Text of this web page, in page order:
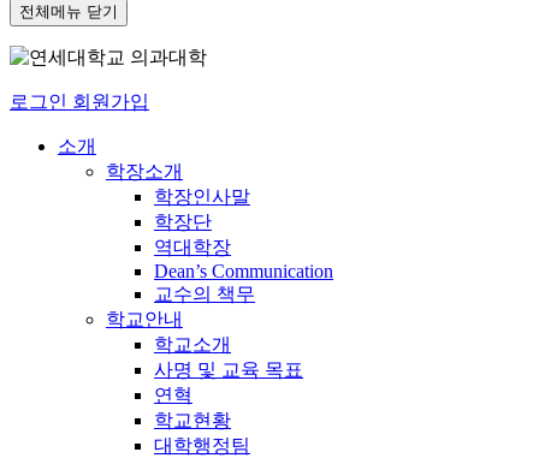
전체메뉴 닫기
로그인 회원가입
소개
학장소개
학장인사말
학장단
역대학장
Dean’s Communication
교수의 책무
학교안내
학교소개
사명 및 교육 목표
연혁
학교현황
대학행정팀